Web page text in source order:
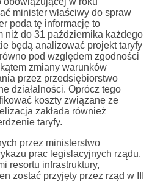
minister właściwy do spraw
poda tę informację to
niż do 31 października każdego
będą analizować projekt taryfy
pod względem zgodności
zmiany warunków
przez przedsiębiorstwo
działalności. Oprócz tego
koszty związane ze
zakłada również
taryfy.
przez ministerstwo
prac legislacyjnych rządu.
resortu infrastruktury,
zostać przyjęty przez rząd w III